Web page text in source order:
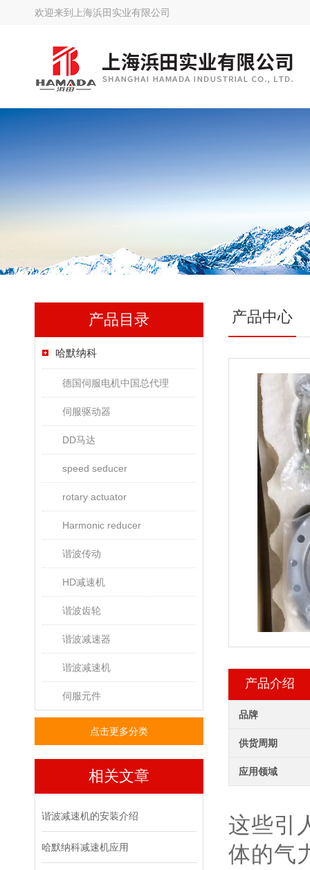
欢迎来到 上海浜田实业有限公司
产品目录
哈默纳科
德国伺服电机中国总代理
伺服驱动器
DD马达
speed seducer
rotary actuator
Harmonic reducer
谐波传动
HD减速机
谐波齿轮
谐波减速器
谐波减速机
伺服元件
点击更多分类
相关文章
谐波减速机的安装介绍
哈默纳科减速机应用
产品中心
产品介绍
品牌
供货周期
应用领域
这些引
体的气